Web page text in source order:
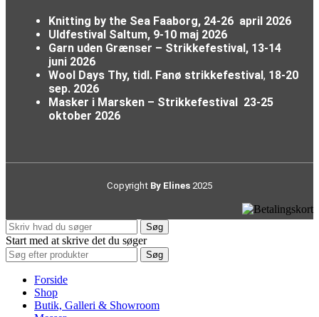
Knitting by the Sea Faaborg, 24-26 april 2026
Uldfestival Saltum, 9-10 maj 2026
Garn uden Grænser – Strikkefestival, 13-14
juni 2026
Wool Days Thy, tidl. Fanø strikkefestival , 18-20
sep. 2026
Masker i Marsken – Strikkefestival
23-25
oktober 2026
Copyright By Elines 2025
Søg
Start med at skrive det du søger
Søg
Forside
Shop
Butik, Galleri & Showroom